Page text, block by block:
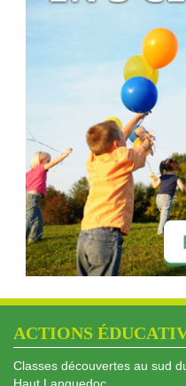
ACTIONS
Classes découvertes au sud